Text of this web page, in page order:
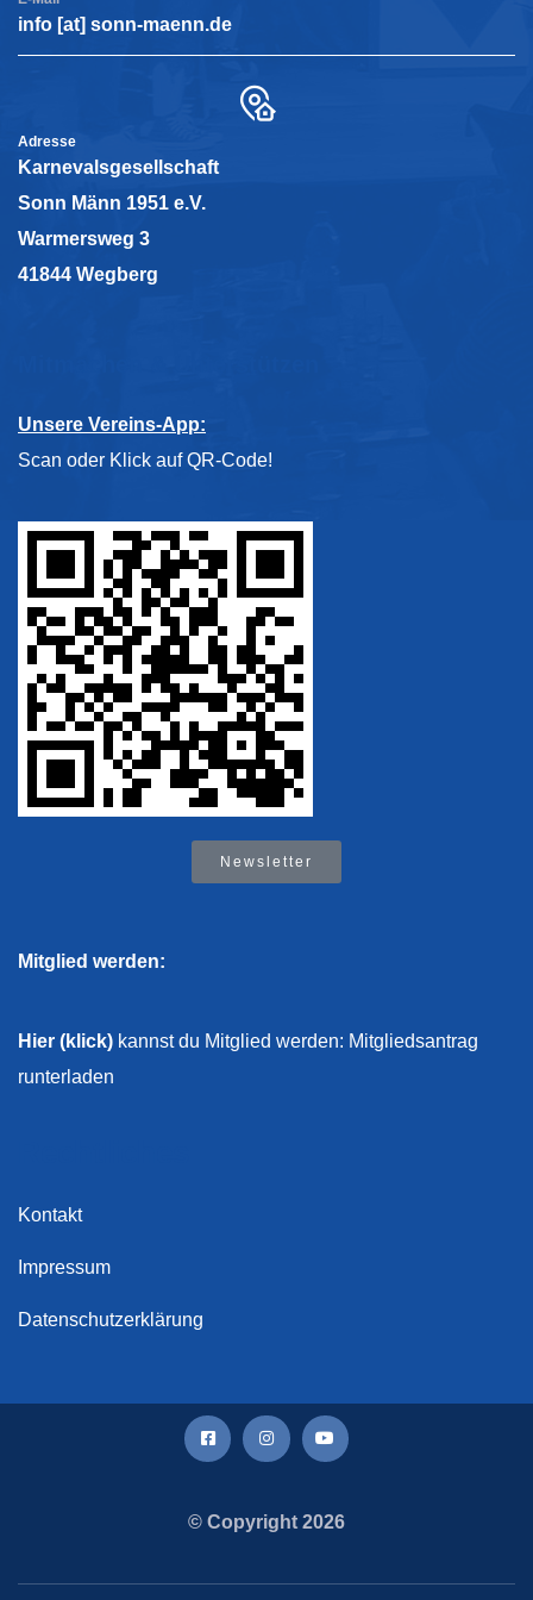
info [at] sonn-maenn.de
Adresse
Karnevalsgesellschaft
Sonn Männ 1951 e.V.
Warmersweg 3
41844 Wegberg
Unsere Vereins-App:
Scan oder Klick auf QR-Code!
Newsletter
Mitglied werden:
Hier (klick) kannst du Mitglied werden: Mitgliedsantrag
runterladen
Kontakt
Impressum
Datenschutzerklärung
© Copyright 2026